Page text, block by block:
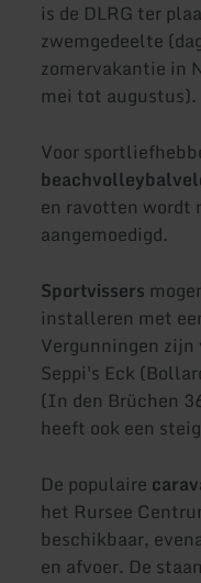
is de DLRG ter
zwemgedeelte
zomervakantie in
mei tot augustus).
Voor
en ravotten
aangemoedigd.
Sportvissers
installeren met
Vergunningen
Seppi's Eck
(In den Brüchen
heeft ook een
De populaire
het Rursee
beschikbaar,
en afvoer. De